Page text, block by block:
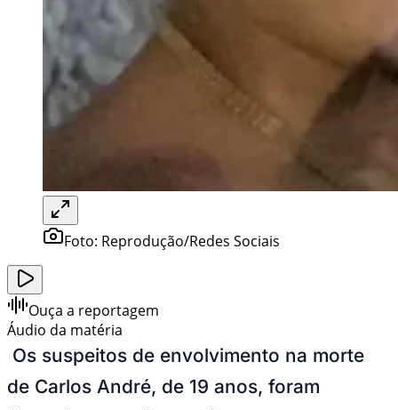
Foto: Reprodução/Redes Sociais
Ouça a reportagem
Áudio da matéria
Os suspeitos de envolvimento na morte
de Carlos André, de 19 anos, foram